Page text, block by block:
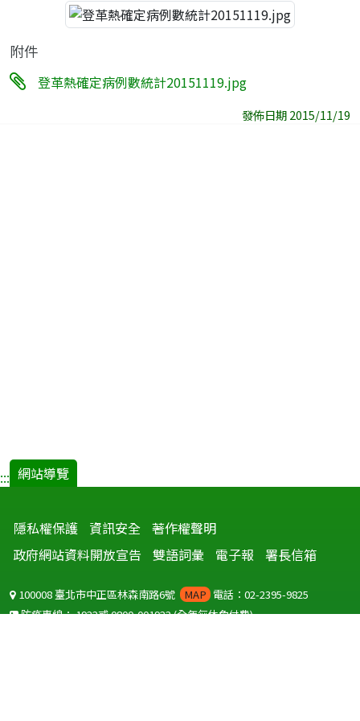
附件
登革熱確定病例數統計20151119.jpg
發佈日期 2015/11/19
::: 網站導覽
隱私權保護 資訊安全 著作權聲明
政府網站資料開放宣告
雙語詞彙 電子報 署長信箱
100008 臺北市中正區林森南路6號 MAP 電話：02-2395-9825
防疫專線：1922或0800-001922(全年無休免付費)